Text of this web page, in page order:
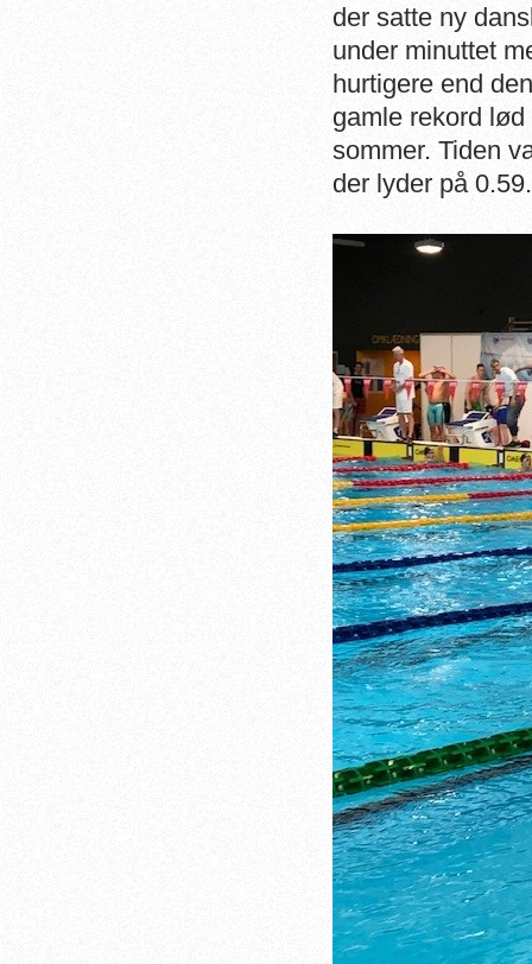
der satte ny
under minuttet
hurtigere end
gamle rekord
sommer. Tiden
der lyder på